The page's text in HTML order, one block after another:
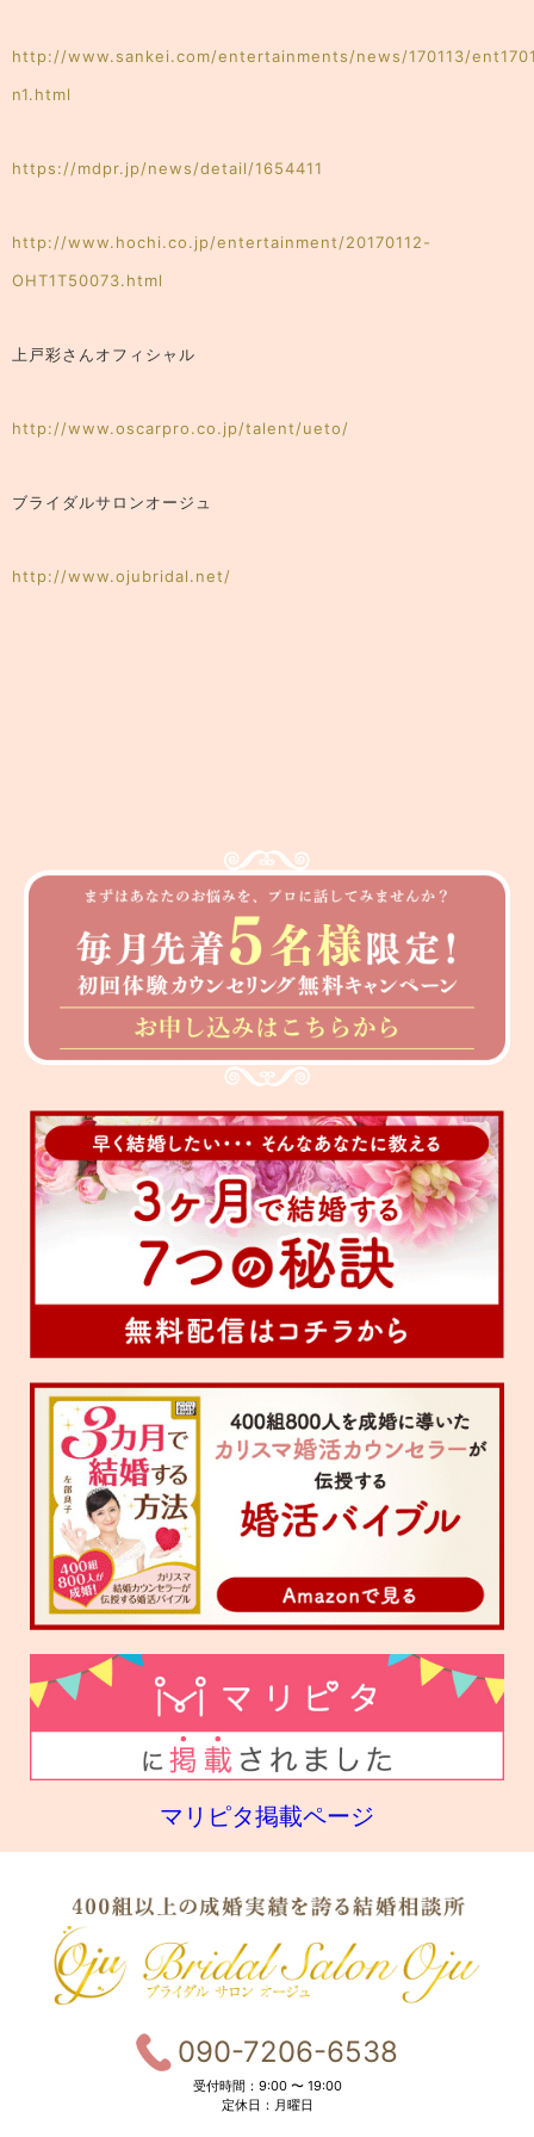
http://www.sankei.com/entertainments/news/170113/
n1.html
https://mdpr.jp/news/detail/1654411
http://www.hochi.co.jp/entertainment/20170112-
OHT1T50073.html
上戸彩さんオフィシャル
http://www.oscarpro.co.jp/talent/ueto/
ブライダルサロンオージュ
http://www.ojubridal.net/
マリピタ掲載ページ
090-7206-6538
受付時間：9:00 〜 19:00
定休日：月曜日